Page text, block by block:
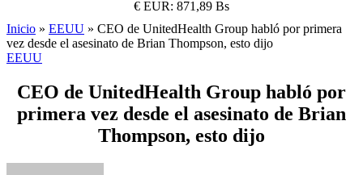
€ EUR: 871,89 Bs
Inicio » EEUU » CEO de UnitedHealth Group habló por primera
vez desde el asesinato de Brian Thompson, esto dijo
EEUU
CEO de UnitedHealth Group habló por
primera vez desde el asesinato de Brian
Thompson, esto dijo